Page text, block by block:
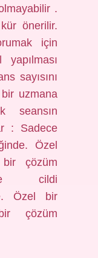
.
önerilir.
için
sayısını
bir uzmana
seansın
: Sadece
Özel
çözüm
cildi
Özel bir
çözüm